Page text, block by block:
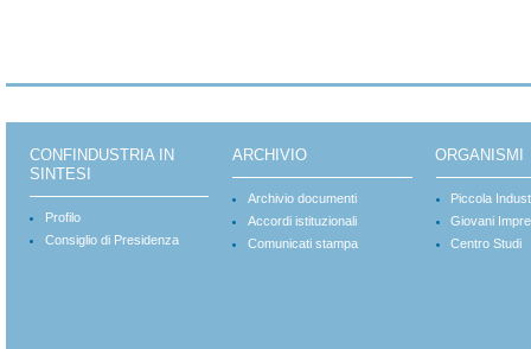
CONFINDUSTRIA IN
SINTESI
Profilo
Consiglio di Presidenza
ARCHIVIO
Archivio documenti
Accordi istituzionali
Comunicati stampa
ORGANISMI
Piccola
Giovani
Centro Studi